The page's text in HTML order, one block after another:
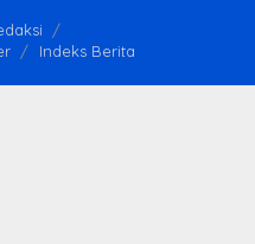
Indeks Berita